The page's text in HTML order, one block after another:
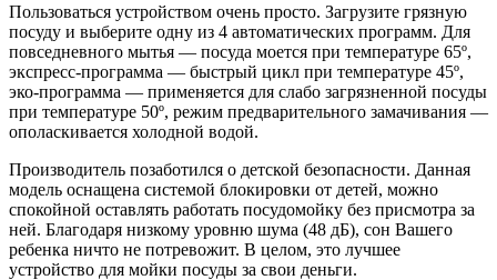
Пользоваться устройством очень просто. Загрузите грязную
посуду и выберите одну из 4 автоматических программ. Для
повседневного мытья — посуда моется при температуре 65º,
экспресс-программа — быстрый цикл при температуре 45º,
эко-программа — применяется для слабо загрязненной посуды
при температуре 50º, режим предварительного замачивания —
ополаскивается холодной водой.
Производитель позаботился о детской безопасности. Данная
модель оснащена системой блокировки от детей, можно
спокойной оставлять работать посудомойку без присмотра за
ней. Благодаря низкому уровню шума (48 дБ), сон Вашего
ребенка ничто не потревожит. В целом, это лучшее
устройство для мойки посуды за свои деньги.